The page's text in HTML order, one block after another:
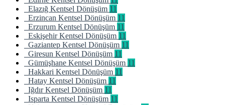
Elazığ Kentsel Dönüşüm 11
Erzincan Kentsel Dönüşüm 11
Erzurum Kentsel Dönüşüm 11
Eskişehir Kentsel Dönüşüm 11
Gaziantep Kentsel Dönüşüm 11
Giresun Kentsel Dönüşüm 11
Gümüşhane Kentsel Dönüşüm 11
Hakkari Kentsel Dönüşüm 11
Hatay Kentsel Dönüşüm 11
Iğdır Kentsel Dönüşüm 11
Isparta Kentsel Dönüşüm 11